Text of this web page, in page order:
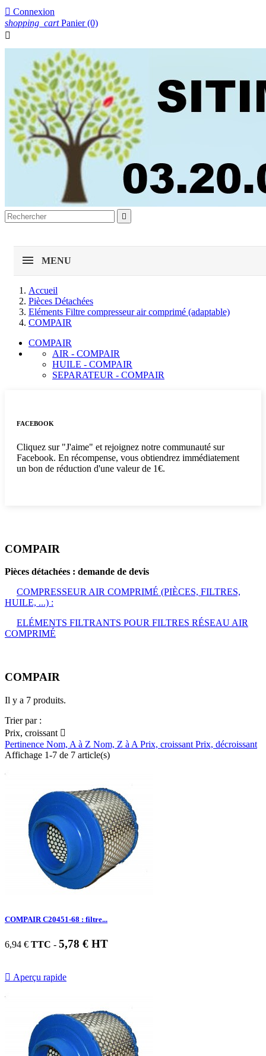
 Connexion
shopping_cart Panier (0)


MENU
Accueil
Pièces Détachées
Eléments Filtre compresseur air comprimé (adaptable)
COMPAIR
COMPAIR
AIR - COMPAIR
HUILE - COMPAIR
SEPARATEUR - COMPAIR
FACEBOOK
Cliquez sur "J'aime" et rejoignez notre communauté sur
Facebook. En récompense, vous obtiendrez immédiatement
un bon de réduction d'une valeur de 1€.
COMPAIR
Pièces détachées : demande de devis
COMPRESSEUR AIR COMPRIMÉ (PIÈCES, FILTRES,
HUILE, ...) :
ELÉMENTS FILTRANTS POUR FILTRES RÉSEAU AIR
COMPRIMÉ
COMPAIR
Il y a 7 produits.
Trier par :
Prix, croissant 
Pertinence Nom, A à Z Nom, Z à A Prix, croissant Prix, décroissant
Affichage 1-7 de 7 article(s)
COMPAIR C20451-68 : filtre...
6,94 € TTC - 5,78 € HT
 Aperçu rapide